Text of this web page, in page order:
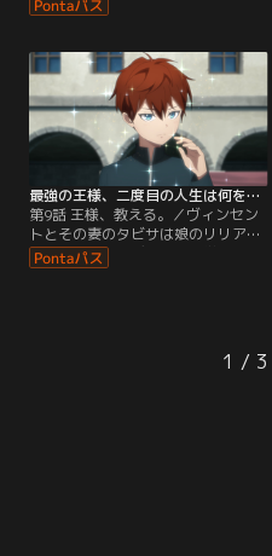
もに修練に励み強く成長したアーサ
コアに宿る強大なビーストの意思を
目覚めさせることに成功する。そし
てある晩、シルビアから託されてい
た石が光り輝いて……！
最強の王様、二度目の人生は何をする？ 第09話
第9話 王様、教える。／ヴィンセン
トとその妻のタビサは娘のリリアを
キシラス・アカデミーへ入学させよ
うとしていた。リリアもまた両親の
ーサーたちはアカデミーの生徒たち
1